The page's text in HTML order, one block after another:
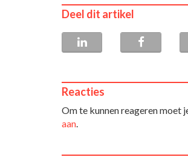
Deel dit artikel
Reacties
Om te kunnen reageren moet
aan.